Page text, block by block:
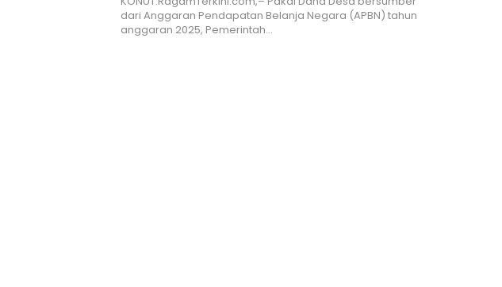
dari Anggaran Pendapatan Belanja Negara (APBN) tahun
anggaran 2025, Pemerintah…